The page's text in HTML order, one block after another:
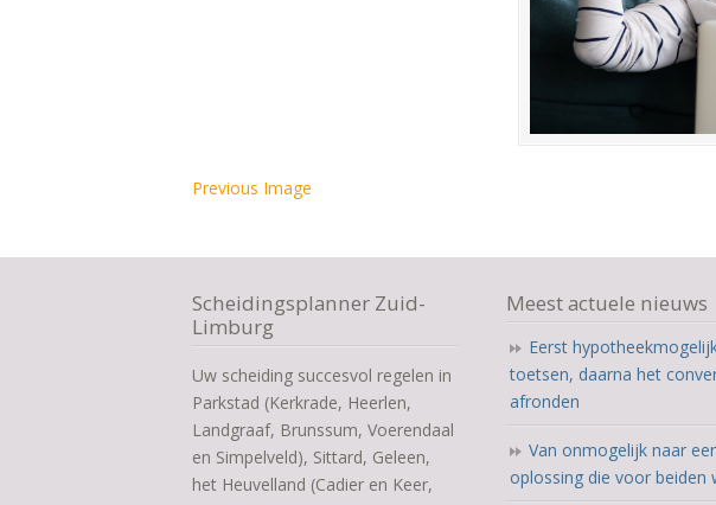
Previous Image
Scheidingsplanner Zuid-
Limburg
Uw scheiding succesvol regelen in
Parkstad (Kerkrade, Heerlen,
Landgraaf, Brunssum, Voerendaal
en Simpelveld), Sittard, Geleen,
het Heuvelland (Cadier en Keer,
Meest actuele nieuws
Eerst
toetsen, daarna het
afronden
Van onmogelijk naar
oplossing die voor beiden